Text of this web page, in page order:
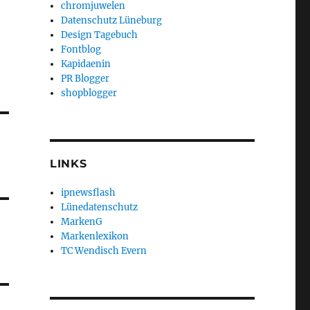
chromjuwelen
Datenschutz Lüneburg
Design Tagebuch
Fontblog
Kapidaenin
PR Blogger
shopblogger
LINKS
ipnewsflash
Lünedatenschutz
MarkenG
Markenlexikon
TC Wendisch Evern